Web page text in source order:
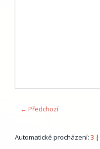
← Předchozí
Automatické procházení: 3 |